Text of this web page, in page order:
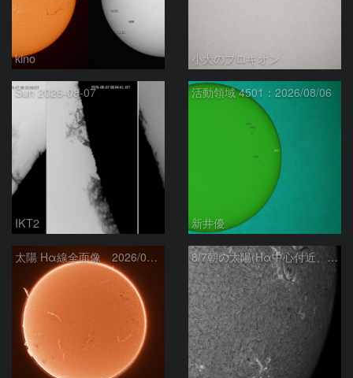
kino 小犬のプロキオン
Sun 2026-08-07
IKT2
活動領域 4501：2026/08/06
新井優
太陽 Hα線全面像 2026/08/07 8/7朝の太陽(Hα中心付近、4498、4502付近)